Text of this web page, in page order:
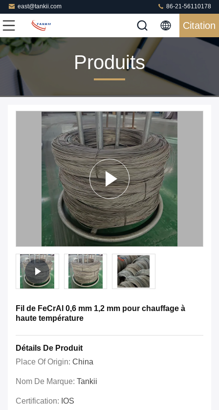
east@tankii.com 86-21-56110178
Citation
Produits
Fil de FeCrAl 0,6 mm 1,2 mm pour chauffage à
haute température
Détails De Produit
Place Of Origin: China
Nom De Marque: Tankii
Certification: IOS